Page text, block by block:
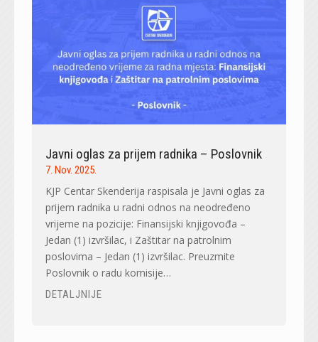
Javni oglas za prijem radnika – Poslovnik
7. Nov. 2025.
KJP Centar Skenderija raspisala je Javni oglas za
prijem radnika u radni odnos na neodređeno
vrijeme na pozicije: Finansijski knjigovođa –
Jedan (1) izvršilac, i Zaštitar na patrolnim
poslovima – Jedan (1) izvršilac. Preuzmite
Poslovnik o radu komisije…
DETALJNIJE